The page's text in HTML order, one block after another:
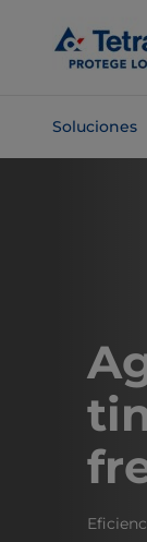
contenido
principal
Soluciones